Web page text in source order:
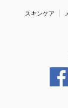
スキンケア